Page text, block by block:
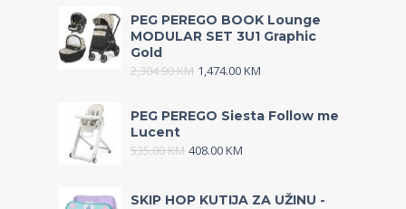
PEG PEREGO BOOK Lounge
MODULAR SET 3U1 Graphic
Gold
2,304.90KM 1,474.00KM
PEG PEREGO Siesta Follow me
Lucent
535.00KM 408.00KM
SKIP HOP KUTIJA ZA UŽINU -